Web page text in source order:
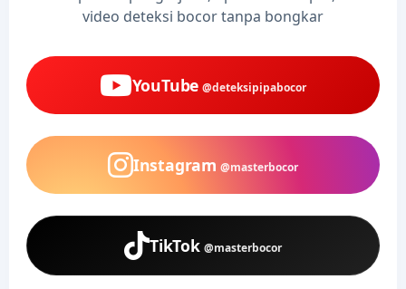
video deteksi bocor tanpa bongkar
YouTube @deteksipipabocor
Instagram @masterbocor
TikTok @masterbocor